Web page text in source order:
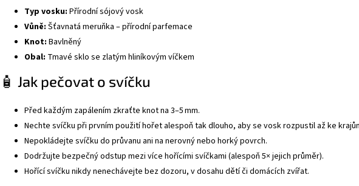
Typ vosku: Přírodní sójový vosk
Vůně: Šťavnatá meruňka – přírodní parfemace
Knot: Bavlněný
Obal: Tmavé sklo se zlatým hliníkovým víčkem
🧴 Jak pečovat o svíčku
Před každým zapálením zkraťte knot na 3–5 mm.
Nechte svíčku při prvním použití hořet alespoň tak dlouho, aby se vosk rozpustil až ke
Nepokládejte svíčku do průvanu ani na nerovný nebo horký povrch.
Dodržujte bezpečný odstup mezi více hořícími svíčkami (alespoň 5× jejich průměr).
Hořící svíčku nikdy nenechávejte bez dozoru, v dosahu dětí či domácích zvířat.